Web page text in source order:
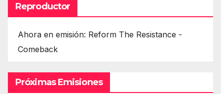
Reproductor
Ahora en emisión: Reform The Resistance -
Comeback
Próximas Emisiones